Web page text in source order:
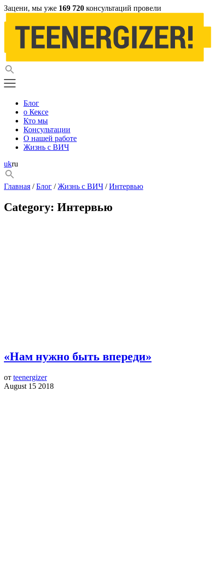
Зацени, мы уже 169 720 консультаций провели
Блог
о Кексе
Кто мы
Консультации
О нашей работе
Жизнь с ВИЧ
ukru
Главная /Блог /Жизнь с ВИЧ /Интервью
Category: Интервью
«Нам нужно быть впереди»
от teenergizer
August 15 2018